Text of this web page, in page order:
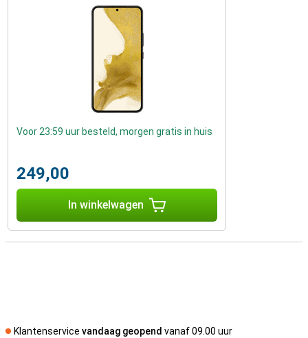
Voor 23:59 uur besteld, morgen gratis in huis
249,00
In winkelwagen
Klantenservice vandaag geopend vanaf 09.00 uur